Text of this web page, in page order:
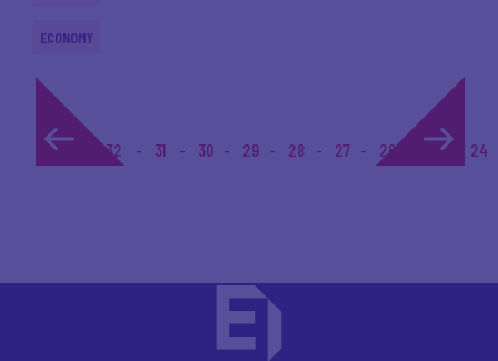
ECONOMY
1... 32 31 30 29 28 27 26 25 24